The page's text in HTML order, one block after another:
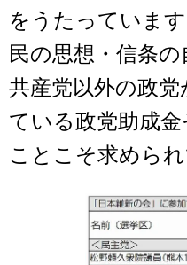
をうたっていま
民の思想・信条
共産党以外の政
ている政党助成
ことこそ求められ